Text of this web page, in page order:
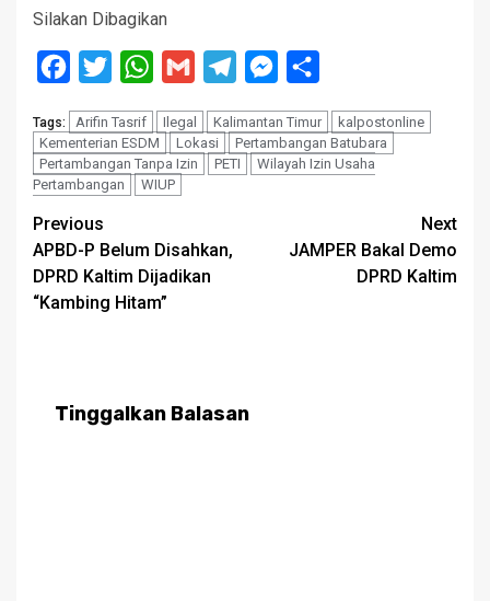
Silakan Dibagikan
Facebook
Twitter WhatsApp
Gmail TelegramMessenger
Tags: Arifin Tasrif Ilegal Kalimantan Timur
kalpostonline
Kementerian ESDM
Lokasi
Pertambangan Batubara
Pertambangan Tanpa Izin
PETI
Wilayah Izin Usaha
Pertambangan
WIUP
Post
navigation
Previous
APBD-P Belum Disahkan,
DPRD Kaltim Dijadikan
“Kambing Hitam”
Next
JAMPER Bakal Demo
DPRD Kaltim
Tinggalkan Balasan